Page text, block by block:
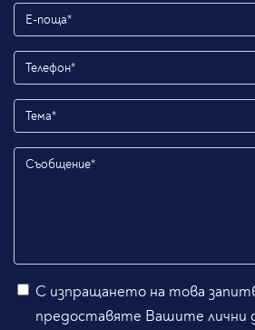
С изпращането на това
предоставяте Вашите лични